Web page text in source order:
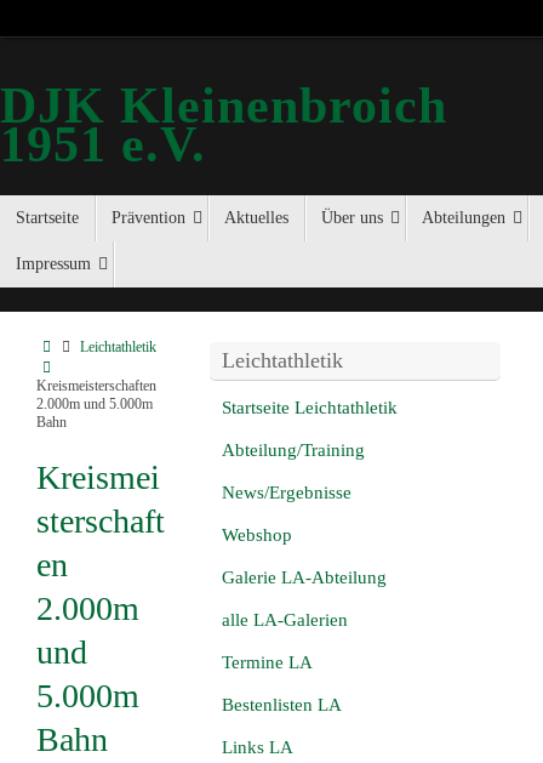
DJK Kleinenbroich
1951 e.V.
Startseite Prävention Aktuelles Über uns Abteilungen
Impressum
Leichtathletik
Kreismeisterschaften
2.000m und 5.000m
Bahn
Kreismei
sterschaft
en
2.000m
und
5.000m
Bahn
Leichtathletik
Startseite Leichtathletik
Abteilung/Training
News/Ergebnisse
Webshop
Galerie LA-Abteilung
alle LA-Galerien
Termine LA
Bestenlisten LA
Links LA